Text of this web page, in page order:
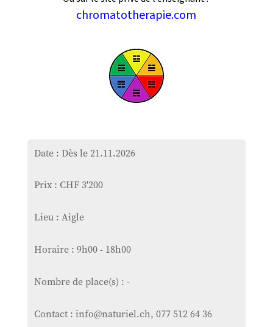
chromatotherapie.com
Date : Dès le 21.11.2026
Prix : CHF 3'200
Lieu : Aigle
Horaire : 9h00 - 18h00
Nombre de place(s) : -
Contact : info@naturiel.ch, 077 512 64 36